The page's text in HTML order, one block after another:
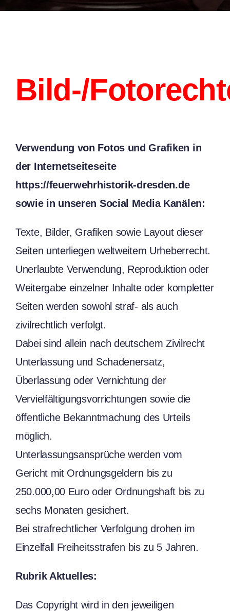
Bild-/
Verwendung von Fotos und Grafiken in
der Internetseiteseite
https://feuerwehrhistorik-dresden.de
sowie in unseren Social Media Kanälen:
Texte, Bilder, Grafiken sowie Layout dieser
Seiten unterliegen weltweitem Urheberrecht.
Unerlaubte Verwendung, Reproduktion oder
Weitergabe einzelner Inhalte oder kompletter
Seiten werden sowohl straf- als auch
zivilrechtlich verfolgt.
Dabei sind allein nach deutschem Zivilrecht
Unterlassung und Schadenersatz,
Überlassung oder Vernichtung der
Vervielfältigungsvorrichtungen sowie die
öffentliche Bekanntmachung des Urteils
möglich.
Unterlassungsansprüche werden vom
Gericht mit Ordnungsgeldern bis zu
250.000,00 Euro oder Ordnungshaft bis zu
sechs Monaten gesichert.
Bei strafrechtlicher Verfolgung drohen im
Einzelfall Freiheitsstrafen bis zu 5 Jahren.
Rubrik Aktuelles:
Das Copyright wird in den jeweiligen